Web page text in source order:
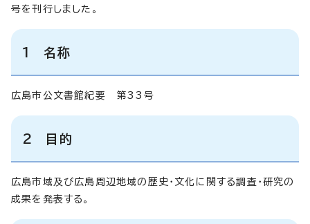
号を刊行しました。
1 名称
広島市公文書館紀要 第33号
2 目的
広島市域及び広島周辺地域の歴史・文化に関する調査・研究の
成果を発表する。